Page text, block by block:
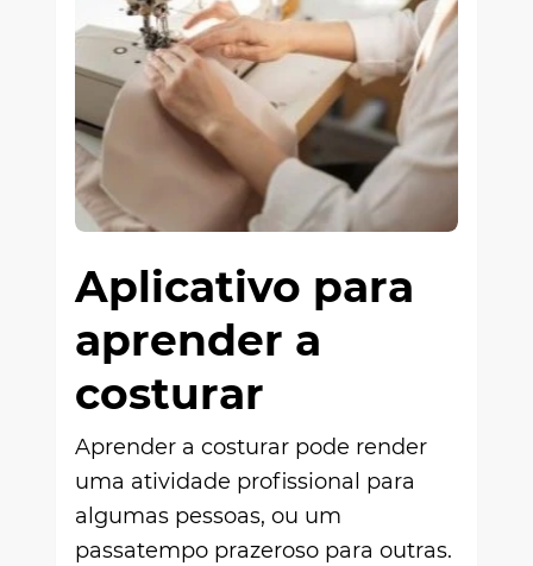
Aplicativo para
aprender a
costurar
Aprender a costurar pode render
uma atividade profissional para
algumas pessoas, ou um
passatempo prazeroso para outras.